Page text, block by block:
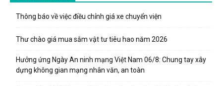
Thông báo về việc điều chỉnh giá xe chuyển viện
Thư chào giá mua sắm vật tư tiêu hao năm 2026
Hưởng ứng Ngày An ninh mạng Việt Nam 06/8: Chung tay xây
dựng không gian mạng nhân văn, an toàn